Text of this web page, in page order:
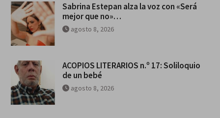
Sabrina Estepan alza la voz con «Será
mejor que no»…
agosto 8, 2026
ACOPIOS LITERARIOS n.º 17: Soliloquio
de un bebé
agosto 8, 2026